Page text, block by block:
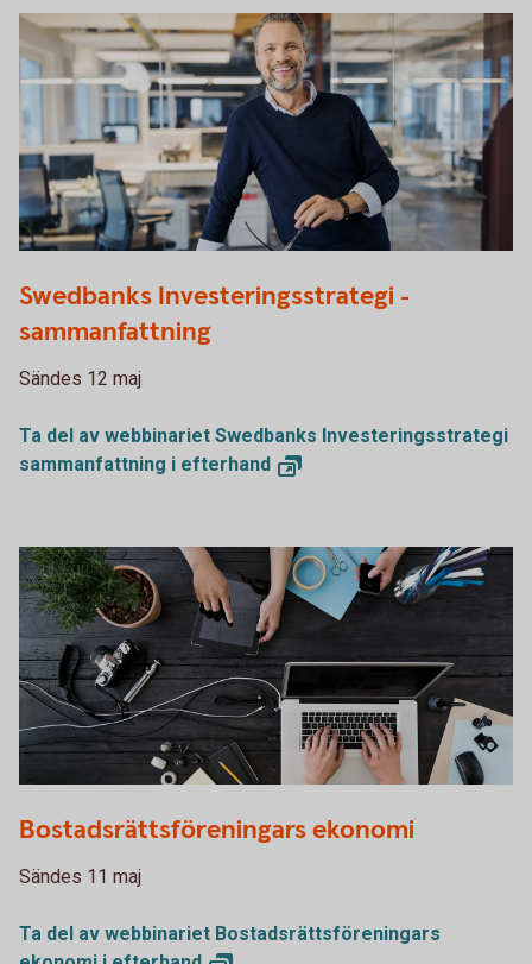
Swedbanks Investeringsstrategi -
sammanfattning
Sändes 12 maj
Ta del av webbinariet Swedbanks Investeringsstrategi
sammanfattning i efterhand
Bostadsrättsföreningars ekonomi
Sändes 11 maj
Ta del av webbinariet Bostadsrättsföreningars